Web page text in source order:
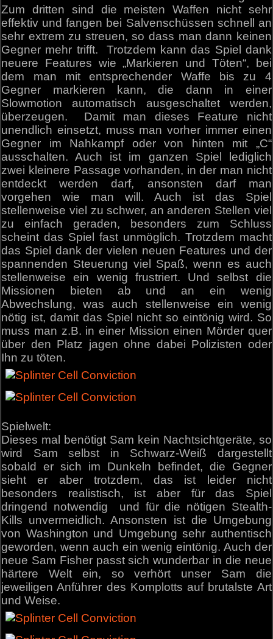
Zum dritten sind die meisten Waffen nicht sehr
effektiv und fangen bei Salvenschüssen schnell an
sehr extrem zu streuen, so dass man dann keinen
Gegner mehr trifft. Trotzdem kann das Spiel dank
neuere Features wie „Markieren und Töten“, bei
dem man mit entsprechender Waffe bis zu 4
Gegner markieren kann, die dann in einer
Slowmotion automatisch ausgeschaltet werden,
überzeugen. Damit man dieses Feature nicht
unendlich einsetzt, muss man vorher immer einen
Gegner im Nahkampf oder von hinten mit „C“
ausschalten. Auch ist im ganzen Spiel lediglich
zwei kleinere Passage vorhanden, in der man nicht
entdeckt werden darf, ansonsten darf man
vorgehen wie man will. Auch ist das Spiel
stellenweise viel zu schwer, an anderen Stellen viel
zu einfach geraden, besonders zum Schluss
scheint das Spiel fast unmöglich. Trotzdem macht
das Spiel dank der vielen neuen Features und der
spannenden Steuerung viel Spaß, wenn es auch
stellenweise ein wenig frustriert. Und selbst die
Missionen bieten ab und an ein wenig
Abwechslung, was auch stellenweise ein wenig
nötig ist, damit das Spiel nicht so eintönig wird. So
muss man z.B. in einer Mission einen Mörder quer
über den Platz jagen ohne dabei Polizisten oder
Ihn zu töten.
Spielwelt:
Dieses mal benötigt Sam kein Nachtsichtgeräte, so
wird Sam selbst in Schwarz-Weiß dargestellt
sobald er sich im Dunkeln befindet, die Gegner
sieht er aber trotzdem, das ist leider nicht
besonders realistisch, ist aber für das Spiel
dringend notwendig und für die nötigen Stealth-
Kills unvermeidlich. Ansonsten ist die Umgebung
von Washington und Umgebung sehr authentisch
geworden, wenn auch ein wenig eintönig. Auch der
neue Sam Fisher passt sich wunderbar in die neue
härtere Welt ein, so verhört unser Sam die
jeweiligen Anführer des Komplotts auf brutalste Art
und Weise.